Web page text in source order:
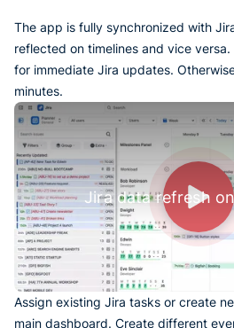
The app is fully synchronized with
reflected on timelines and vice
for immediate Jira updates.
minutes.
Jira data refresh
Assign existing Jira tasks or create
main dashboard. Create different